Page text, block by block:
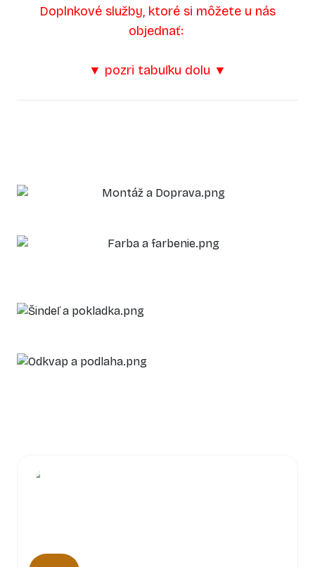
Doplnkové služby, ktoré si môžete u nás
objednať:
▼ pozri tabuľku dolu ▼